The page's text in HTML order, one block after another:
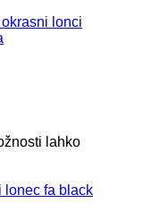
lonci
lahko